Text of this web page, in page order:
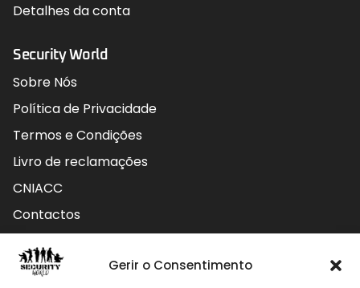
Gerir o Consentimento
Detalhes da conta
Security World
Sobre Nós
Política de Privacidade
Termos e Condições
Livro de reclamações
CNIACC
Contactos
Contactos